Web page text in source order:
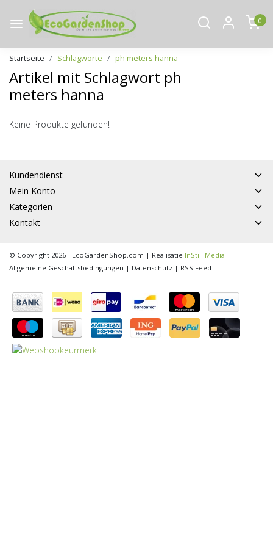
0
Startseite Schlagworte ph meters hanna
Artikel mit Schlagwort ph
meters hanna
Keine Produkte gefunden!
Kundendienst
Mein Konto
Kategorien
Kontakt
© Copyright 2026 - EcoGardenShop.com | Realisatie InStijl Media
Allgemeine Geschäftsbedingungen | Datenschutz | RSS Feed